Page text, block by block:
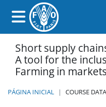
Ir para o conteúdo principal
Painel lateral
Short supply
A tool for the
Farming in markets
PÁGINA INICIAL COURSE